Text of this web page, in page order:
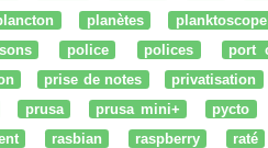
planètes planktoscope
police polices port
prise de notes privatisation
prusa prusa mini+ pycto
rasbian raspberry raté